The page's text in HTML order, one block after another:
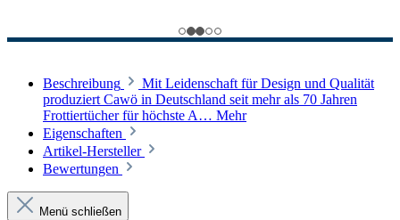
Beschreibung
Mit Leidenschaft für Design und Qualität
produziert Cawö in Deutschland seit mehr als 70 Jahren
Frottiertücher für höchste A… Mehr
Eigenschaften
Artikel-Hersteller
Bewertungen
Menü schließen